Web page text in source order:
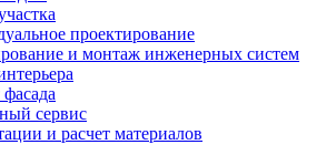
проектирование
и монтаж инженерных систем
сервис
и расчет материалов